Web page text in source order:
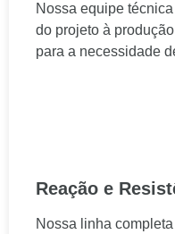
Nossa equipe
do projeto à
para a necessidade
Reação e
Nossa linha